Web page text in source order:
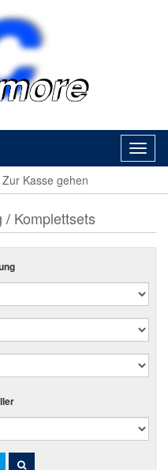
Zur Kasse gehen
/ Komplettsets